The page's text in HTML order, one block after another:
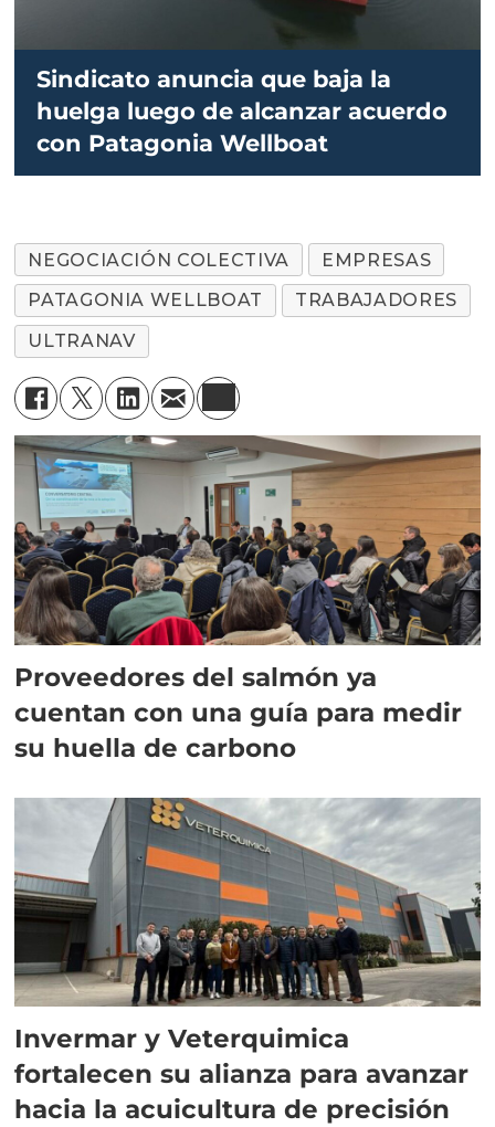
Sindicato anuncia que baja la
huelga luego de alcanzar acuerdo
con Patagonia Wellboat
NEGOCIACIÓN COLECTIVA
EMPRESAS
PATAGONIA WELLBOAT
TRABAJADORES
ULTRANAV
Proveedores del salmón ya
cuentan con una guía para medir
su huella de carbono
Invermar y Veterquimica
fortalecen su alianza para avanzar
hacia la acuicultura de precisión